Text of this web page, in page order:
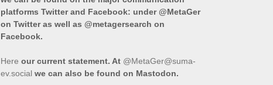
platforms Twitter and Facebook: under @MetaGer
on Twitter as well as @metagersearch on
Facebook.
Here our current statement. At @MetaGer@suma-
ev.social we can also be found on Mastodon.